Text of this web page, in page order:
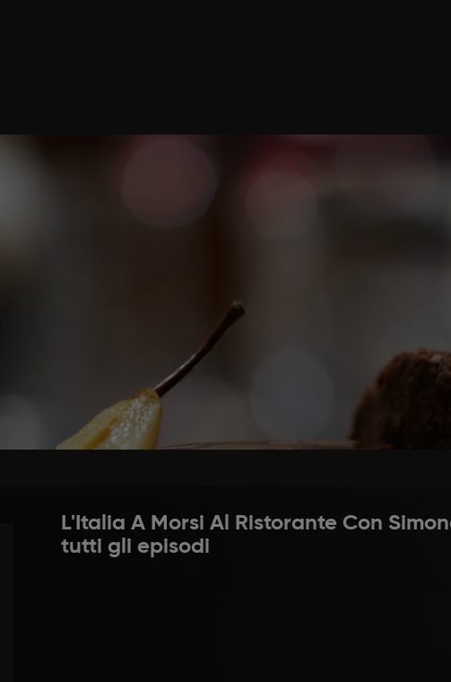
QUI SOTTO IL VIDEO DELLA
Nel frattempo, lavare le pere ma non sbucciarle, metterle
di garofano, la cannella e il vino e lasciar cuocere a fuoco
ben freddi, riempire la parte vuota degli stampini con la
di 30 gradi e mettere da parte.
L'Italia A Morsi Al Ristorante Con
tutti gli episodi